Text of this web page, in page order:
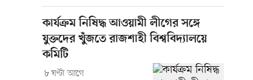
কার্যক্রম নিষিদ্ধ আওয়ামী লীগের সঙ্গে
যুক্তদের খুঁজতে রাজশাহী বিশ্ববিদ্যালয়ে
কমিটি
৮ ঘণ্টা আগে